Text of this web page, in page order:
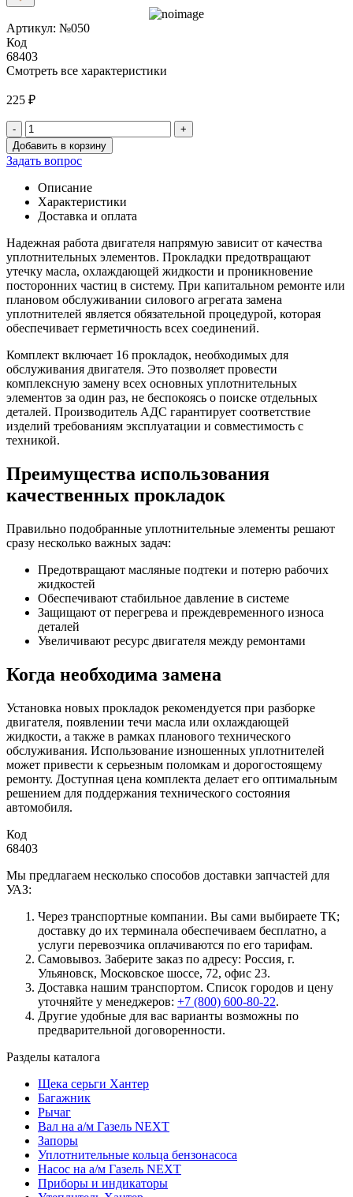
Артикул: №050
Код
68403
Смотреть все характеристики
225 ₽
- +
Количество
товара
Прокладки
двигатель
(АДС)
16
шт.
Добавить в корзину
Задать вопрос
Описание
Характеристики
Доставка и оплата
Надежная работа двигателя напрямую зависит от качества
уплотнительных элементов. Прокладки предотвращают
утечку масла, охлаждающей жидкости и проникновение
посторонних частиц в систему. При капитальном ремонте или
плановом обслуживании силового агрегата замена
уплотнителей является обязательной процедурой, которая
обеспечивает герметичность всех соединений.
Комплект включает 16 прокладок, необходимых для
обслуживания двигателя. Это позволяет провести
комплексную замену всех основных уплотнительных
элементов за один раз, не беспокоясь о поиске отдельных
деталей. Производитель АДС гарантирует соответствие
изделий требованиям эксплуатации и совместимость с
техникой.
Преимущества использования
качественных прокладок
Правильно подобранные уплотнительные элементы решают
сразу несколько важных задач:
Предотвращают масляные подтеки и потерю рабочих
жидкостей
Обеспечивают стабильное давление в системе
Защищают от перегрева и преждевременного износа
деталей
Увеличивают ресурс двигателя между ремонтами
Когда необходима замена
Установка новых прокладок рекомендуется при разборке
двигателя, появлении течи масла или охлаждающей
жидкости, а также в рамках планового технического
обслуживания. Использование изношенных уплотнителей
может привести к серьезным поломкам и дорогостоящему
ремонту. Доступная цена комплекта делает его оптимальным
решением для поддержания технического состояния
автомобиля.
Код
68403
Мы предлагаем несколько способов доставки запчастей для
УАЗ:
Через транспортные компании. Вы сами выбираете ТК;
доставку до их терминала обеспечиваем бесплатно, а
услуги перевозчика оплачиваются по его тарифам.
Самовывоз. Заберите заказ по адресу: Россия, г.
Ульяновск, Московское шоссе, 72, офис 23.
Доставка нашим транспортом. Список городов и цену
уточняйте у менеджеров: +7 (800) 600-80-22.
Другие удобные для вас варианты возможны по
предварительной договоренности.
Разделы каталога
Щека серьги Хантер
Багажник
Рычаг
Вал на а/м Газель NEXT
Запоры
Уплотнительные кольца бензонасоса
Насос на а/м Газель NEXT
Приборы и индикаторы